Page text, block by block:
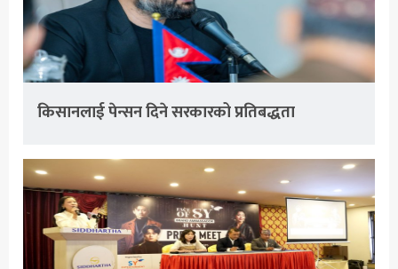
किसानलाई पेन्सन दिने सरकारको प्रतिबद्धता